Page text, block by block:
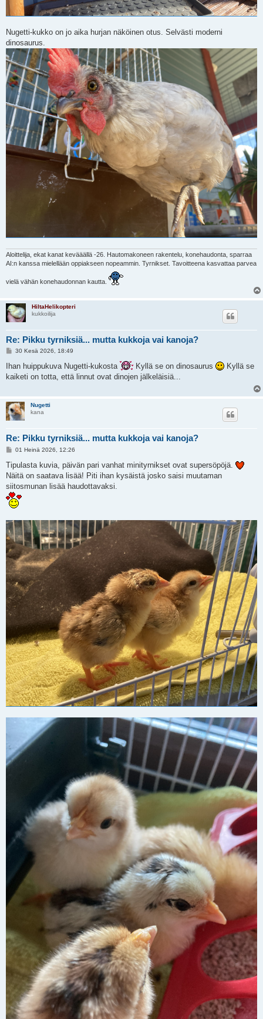
Nugetti-kukko on jo aika hurjan näköinen otus. Selvästi moderni
dinosaurus.
Aloittelija, ekat kanat kevääällä -26. Hautomakoneen rakentelu, konehaudonta, sparraa
AI:n kanssa mielellään oppiakseen nopeammin. Tyrnikset. Tavoitteena kasvattaa parvea
vielä vähän konehaudonnan kautta.
HiltaHelikopteri
kukkoilija
Re: Pikku tyrniksiä... mutta kukkoja vai kanoja?
V
e
t
30 Kesä 2026, 18:49
Ihan huippukuva Nugetti-kukosta Kyllä se on dinosaurus
Kyllä se
kaiketi on totta, että linnut ovat dinojen jälkeläisiä...
Nugetti
kana
Re: Pikku tyrniksiä... mutta kukkoja vai kanoja?
V
e
s
t
i
01 Heinä 2026, 12:26
Tipulasta kuvia, päivän pari vanhat minityrnikset ovat supersöpöjä.
Näitä on saatava lisää! Piti ihan kysäistä josko saisi muutaman
siitosmunan lisää haudottavaksi.